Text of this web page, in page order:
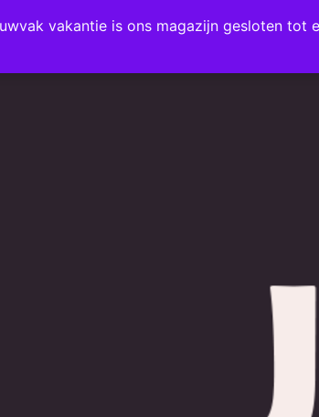
vakantie is ons magazijn gesloten tot